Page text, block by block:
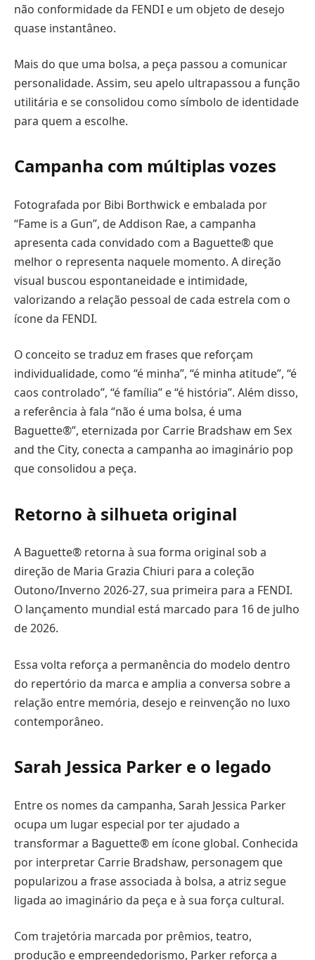
não conformidade da FENDI e um objeto de desejo
quase instantâneo.
Mais do que uma bolsa, a peça passou a comunicar
personalidade. Assim, seu apelo ultrapassou a função
utilitária e se consolidou como símbolo de identidade
para quem a escolhe.
Campanha com múltiplas vozes
Fotografada por Bibi Borthwick e embalada por
“Fame is a Gun”, de Addison Rae, a campanha
apresenta cada convidado com a Baguette® que
melhor o representa naquele momento. A direção
visual buscou espontaneidade e intimidade,
valorizando a relação pessoal de cada estrela com o
ícone da FENDI.
O conceito se traduz em frases que reforçam
individualidade, como “é minha”, “é minha atitude”, “é
caos controlado”, “é família” e “é história”. Além disso,
a referência à fala “não é uma bolsa, é uma
Baguette®”, eternizada por Carrie Bradshaw em Sex
and the City, conecta a campanha ao imaginário pop
que consolidou a peça.
Retorno à silhueta original
A Baguette® retorna à sua forma original sob a
direção de Maria Grazia Chiuri para a coleção
Outono/Inverno 2026-27, sua primeira para a FENDI.
O lançamento mundial está marcado para 16 de julho
de 2026.
Essa volta reforça a permanência do modelo dentro
do repertório da marca e amplia a conversa sobre a
relação entre memória, desejo e reinvenção no luxo
contemporâneo.
Sarah Jessica Parker e o legado
Entre os nomes da campanha, Sarah Jessica Parker
ocupa um lugar especial por ter ajudado a
transformar a Baguette® em ícone global. Conhecida
por interpretar Carrie Bradshaw, personagem que
popularizou a frase associada à bolsa, a atriz segue
ligada ao imaginário da peça e à sua força cultural.
Com trajetória marcada por prêmios, teatro,
produção e empreendedorismo, Parker reforça a